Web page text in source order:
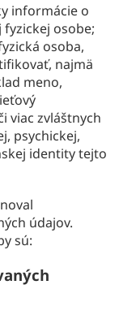
informácie o
osobe;
osoba,
najmä
meno,
viac zvláštnych
psychickej,
identity tejto
údajov.
sú: